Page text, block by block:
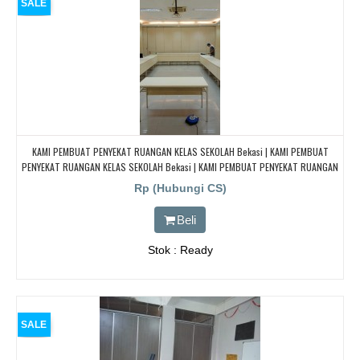
SALE
KAMI PEMBUAT PENYEKAT RUANGAN KELAS SEKOLAH Bekasi | KAMI PEMBUAT
PENYEKAT RUANGAN KELAS SEKOLAH Bekasi | KAMI PEMBUAT PENYEKAT RUANGAN
KELAS SEKOLAH Bekasi | KAMI PEMBUAT PENYEKAT RUANGAN KELAS SEKOLAH
Rp (Hubungi CS)
Beli
Stok : Ready
SALE